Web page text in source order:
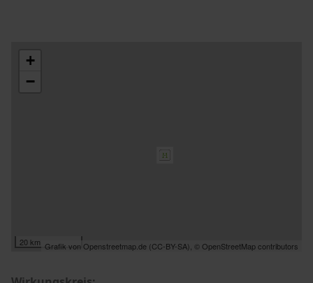
+
−
20 km Grafik von Openstreetmap.de(CC-BY-SA), © OpenStreetMap contributors